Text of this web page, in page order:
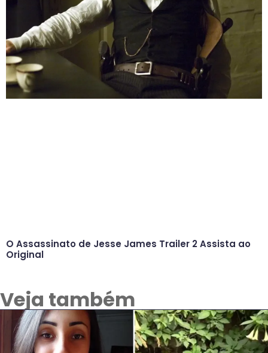
O Assassinato de Jesse James Trailer 2 Assista ao
Original
Veja também